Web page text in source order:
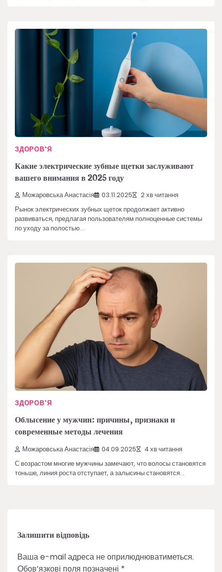
ЗДОРОВ'Я
Какие электрические зубные щетки заслуживают
вашего внимания в 2025 году
Можаровська Анастасія 03.11.2025 2 хв читання
Рынок электрических зубных щеток продолжает активно
развиваться, предлагая пользователям полноценные системы
по уходу за полостью…
ЗДОРОВ'Я
Облысение у мужчин: причины, признаки и
современные методы лечения
Можаровська Анастасія 04.09.2025 4 хв читання
С возрастом многие мужчины замечают, что волосы становятся
тоньше, линия роста отступает, а залысины становятся…
Залишити відповідь
Ваша e-mail адреса не оприлюднюватиметься.
Обов’язкові поля позначені *